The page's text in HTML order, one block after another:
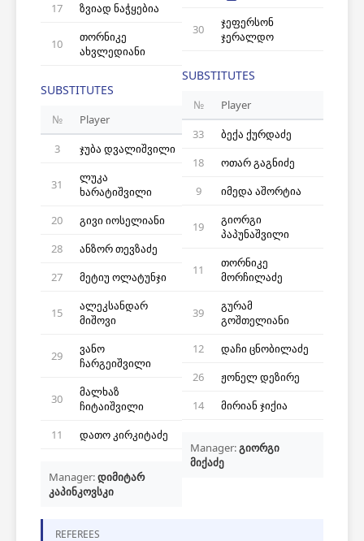
17
ზვიად ნაჭყებია
10
თორნიკე
ახვლედიანი
SUBSTITUTES
№
Player
3
ჯუბა დვალიშვილი
31
ლუკა
ხარატიშვილი
20
გივი იოსელიანი
28
ანზორ თევზაძე
27
მეტიუ ოლატუნჯი
15
ალეკსანდარ
მიშოვი
29
ვანო
ჩარგეიშვილი
30
მალხაზ
ჩიტაიშვილი
11
დათო კირკიტაძე
Manager:დიმიტარ
კაპინკოვსკი
30
ჯეფერსონ
ჯერალდო
SUBSTITUTES
№
Player
33
ბექა ქურდაძე
18
ოთარ გაგნიძე
9
იმედა აშორტია
19
გიორგი
პაპუნაშვილი
11
თორნიკე
მორჩილაძე
39
გურამ
გოშთელიანი
12
დაჩი ცნობილაძე
26
ჟონელ დეზირე
14
მირიან ჯიქია
Manager:გიორგი
მიქაძე
REFEREES